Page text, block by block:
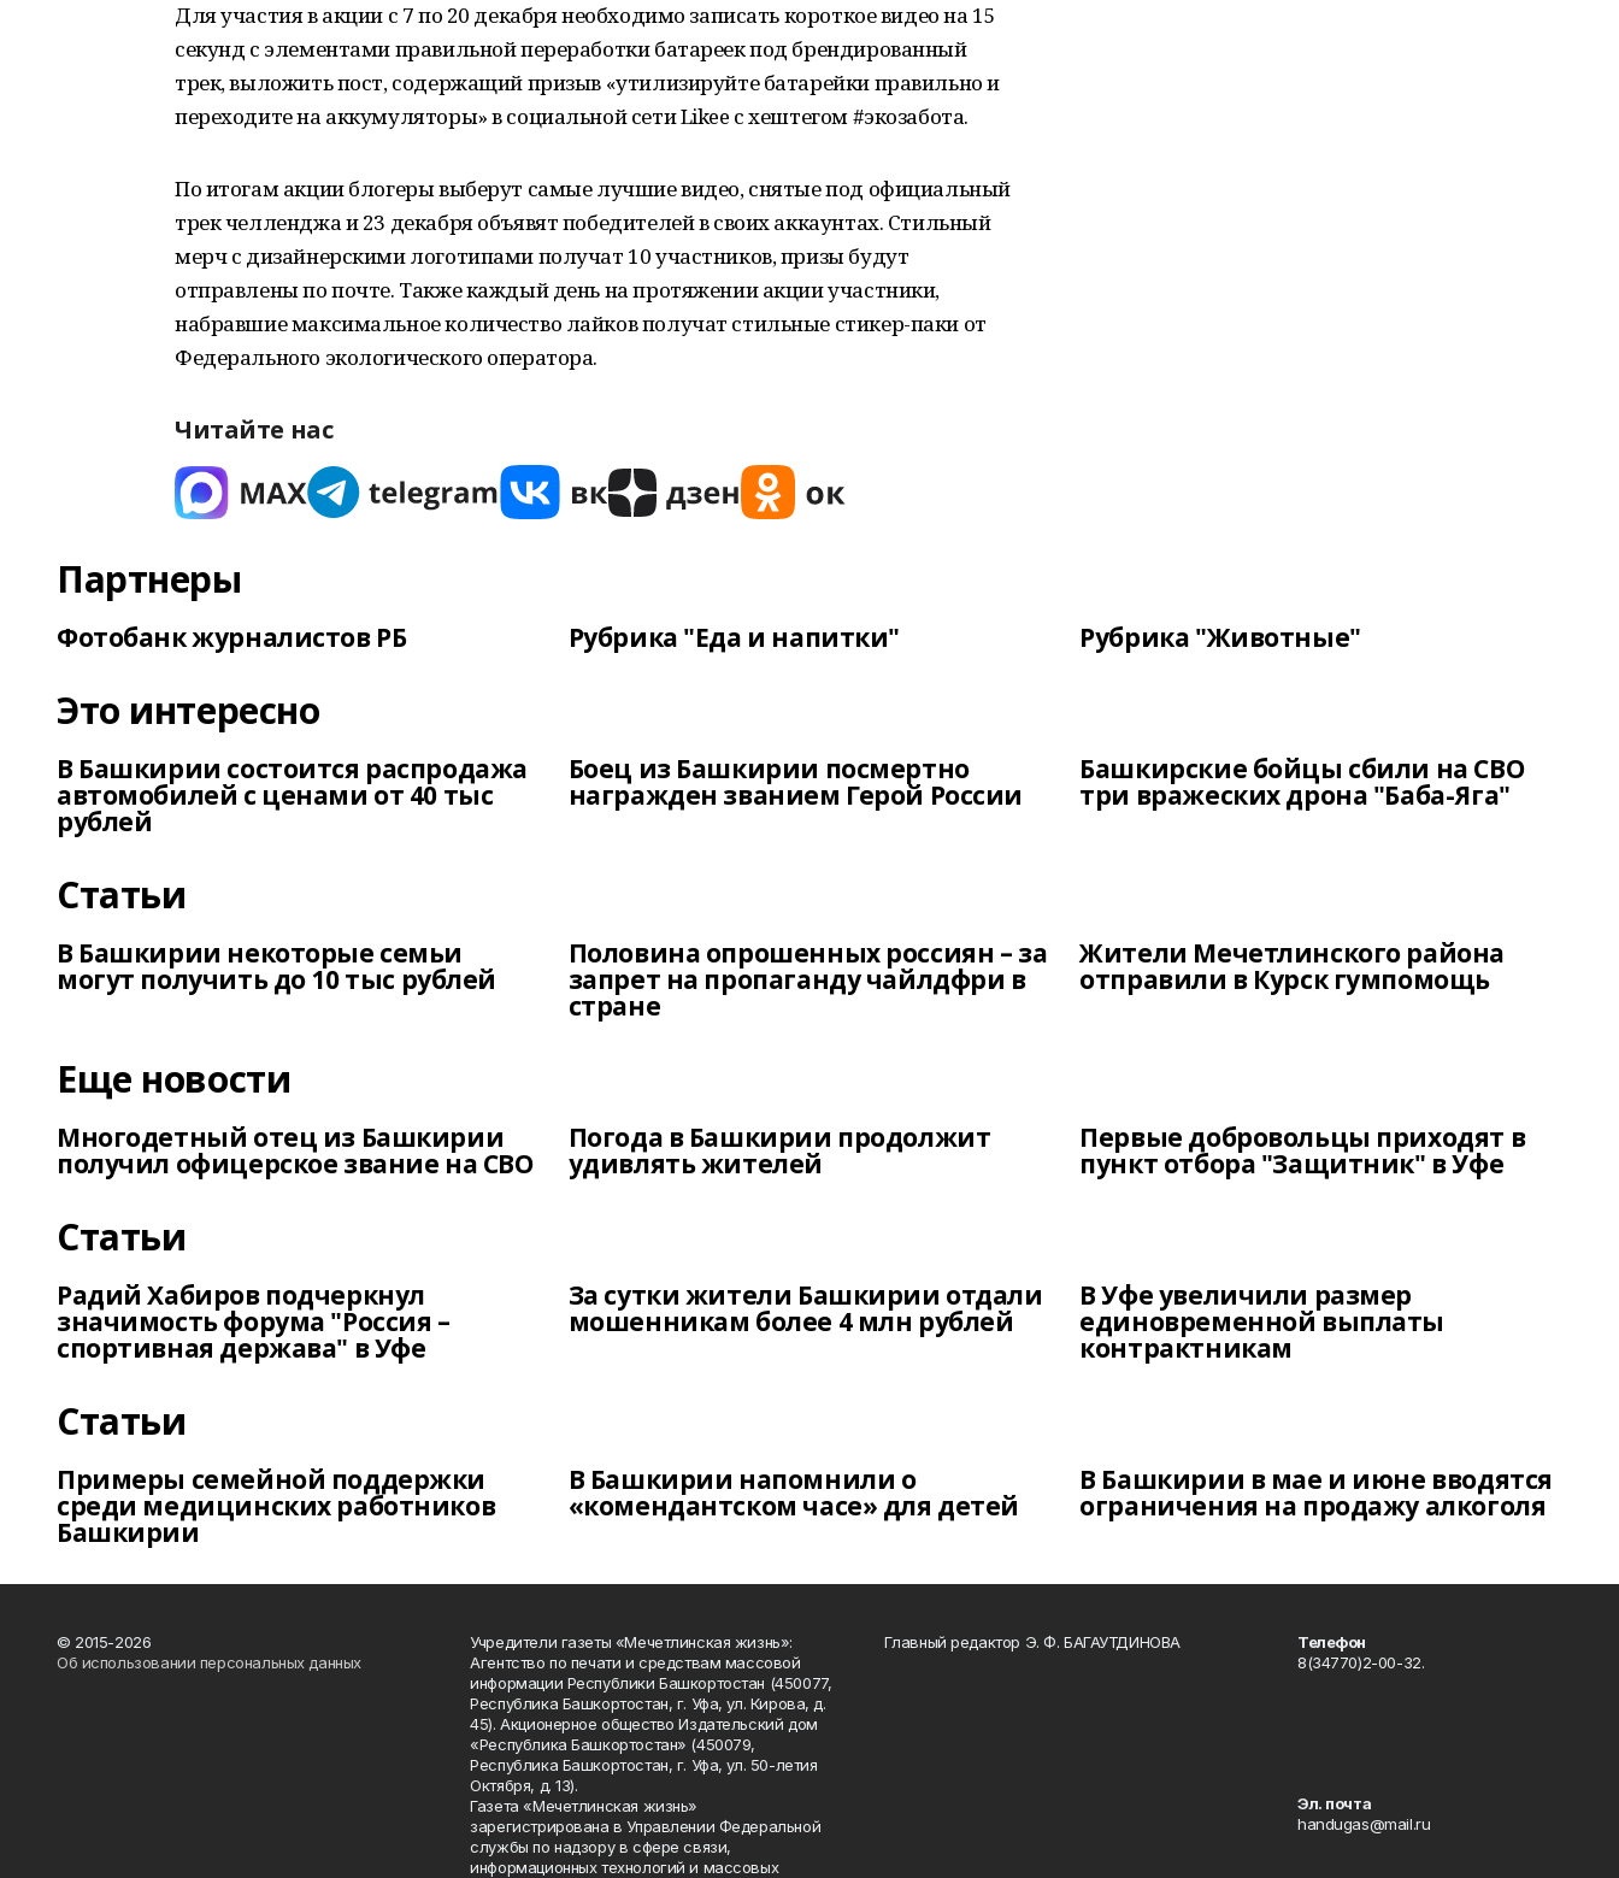
Для участия в акции с 7 по 20 декабря необходимо записать короткое видео на 15
секунд с элементами правильной переработки батареек под брендированный
трек, выложить пост, содержащий призыв «утилизируйте батарейки правильно и
переходите на аккумуляторы» в социальной сети Likee с хештегом #экозабота.
По итогам акции блогеры выберут самые лучшие видео, снятые под официальный
трек челленджа и 23 декабря объявят победителей в своих аккаунтах. Стильный
мерч с дизайнерскими логотипами получат 10 участников, призы будут
отправлены по почте. Также каждый день на протяжении акции участники,
набравшие максимальное количество лайков получат стильные стикер-паки от
Федерального экологического оператора.
Читайте нас
Партнеры
Фотобанк журналистов РБ Рубрика "Еда и напитки" Рубрика "Животные"
Это интересно
В Башкирии состоится распродажа
автомобилей с ценами от 40 тыс
рублей
Боец из Башкирии посмертно
награжден званием Герой России
Башкирские бойцы сбили на СВО
три вражеских дрона "Баба-Яга"
Статьи
В Башкирии некоторые семьи
могут получить до 10 тыс рублей
Половина опрошенных россиян – за
запрет на пропаганду чайлдфри в
стране
Жители Мечетлинского района
отправили в Курск гумпомощь
Еще новости
Многодетный отец из Башкирии
получил офицерское звание на СВО
Погода в Башкирии продолжит
удивлять жителей
Первые добровольцы приходят в
пункт отбора "Защитник" в Уфе
Статьи
Радий Хабиров подчеркнул
значимость форума "Россия –
спортивная держава" в Уфе
За сутки жители Башкирии отдали
мошенникам более 4 млн рублей
В Уфе увеличили размер
единовременной выплаты
контрактникам
Статьи
Примеры семейной поддержки
среди медицинских работников
Башкирии
В Башкирии напомнили о
«комендантском часе» для детей
В Башкирии в мае и июне вводятся
ограничения на продажу алкоголя
© 2015-2026
Об использовании персональных данных
Учредители газеты «Мечетлинская жизнь»:
Агентство по печати и средствам массовой
информации Республики Башкортостан (450077,
Республика Башкортостан, г. Уфа, ул. Кирова, д.
45). Акционерное общество Издательский дом
«Республика Башкортостан» (450079,
Республика Башкортостан, г. Уфа, ул. 50-летия
Октября, д. 13).
Газета «Мечетлинская жизнь»
зарегистрирована в Управлении Федеральной
службы по надзору в сфере связи,
информационных технологий и массовых
Главный редактор Э. Ф. БАГАУТДИНОВА
Телефон
8(34770)2-00-32.
Эл. почта
handugas@mail.ru